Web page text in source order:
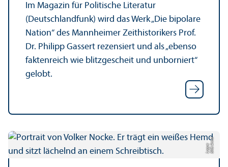
Im Magazin für Politische Literatur
(Deutschland­funk) wird das Werk „Die bipolare
Nation“ des Mannheimer Zeithistorikers Prof.
Dr. Philipp Gassert rezensiert und als „ebenso
faktenreich wie blitzgescheit und unborniert“
gelobt.
Bil
d:
An
n
a
L
o
g
u
e